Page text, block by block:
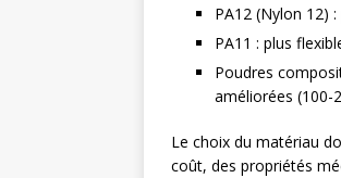
PA12 (Nylon 12)
PA11 : plus
Poudres
améliorées (100-
Le choix du matériau
coût, des propriétés